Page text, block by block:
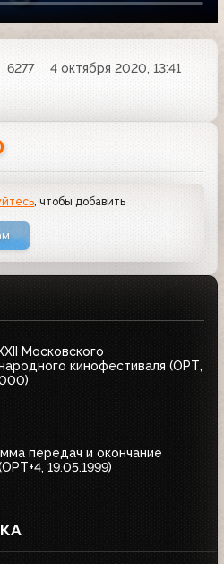
6277
4 октября 2020, 13:41
, чтобы добавить
Московского
кинофестиваля (ОРТ,
передач и окончание
19.05.1999)